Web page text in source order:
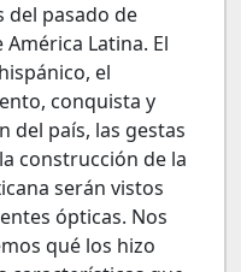
del pasado de
América Latina. El
el
conquista y
del país, las gestas
construcción de la
serán vistos
ópticas. Nos
qué los hizo